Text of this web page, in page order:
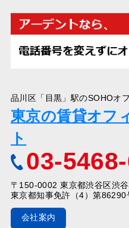
品川区「目黒」駅のSOHOオ
東京の賃貸オフ
ト
03-
〒150-0002 東京都渋谷区渋
東京都知事免許（4）第86290
会社案内